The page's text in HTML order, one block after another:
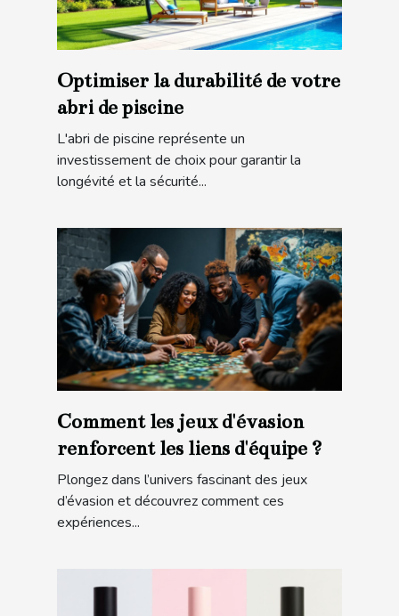
Optimiser la durabilité de votre
abri de piscine
L'abri de piscine représente un
investissement de choix pour garantir la
longévité et la sécurité...
Comment les jeux d'évasion
renforcent les liens d'équipe ?
Plongez dans l’univers fascinant des jeux
d’évasion et découvrez comment ces
expériences...